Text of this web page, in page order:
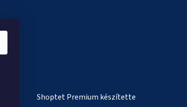
Shoptet Premium készítette